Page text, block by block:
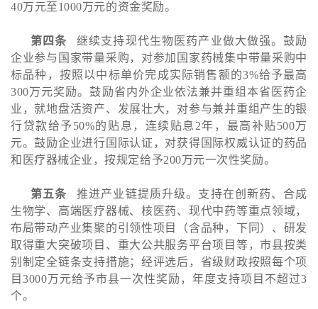
40万元至1000万元的资金奖励。
第四条 继续支持现代生物医药产业做大做强。鼓励
企业参与国家带量采购，对参加国家药械集中带量采购中
标品种，按照以中标单价完成实际销售额的3%给予最高
300万元奖励。鼓励省内外企业依法兼并重组本省医药企
业，就地盘活资产、发展壮大，对参与兼并重组产生的银
行贷款给予50%的贴息，连续贴息2年，最高补贴500万
元。鼓励企业进行国际认证，对获得国际权威认证的药品
和医疗器械企业，按规定给予200万元一次性奖励。
第五条 推进产业链提质升级。支持在创新药、合成
生物学、高端医疗器械、核医药、现代中药等重点领域，
布局带动产业集聚的引领性项目（含品种，下同）、研发
取得重大突破项目、重大公共服务平台项目等，市县按类
别制定全链条支持措施；经评选后，省级财政按照每个项
目3000万元给予市县一次性奖励，年度支持项目不超过3
个。